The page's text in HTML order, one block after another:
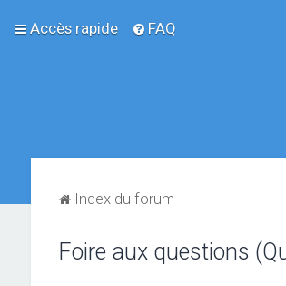
Accès rapide FAQ
Index du forum
Foire aux questions